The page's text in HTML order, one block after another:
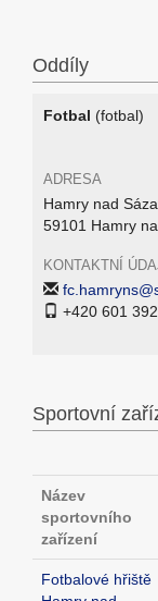
Oddíly
Fotbal (fotbal)
ADRESA
Hamry nad
59101 Hamry
KONTAKTNÍ
+420 601
Sportovní
Název
sportovního
zařízení
Fotbalové hřiště